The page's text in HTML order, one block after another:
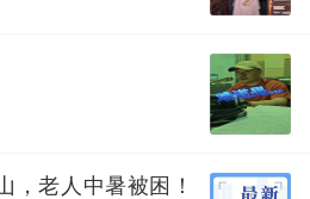
，老人中暑被困！